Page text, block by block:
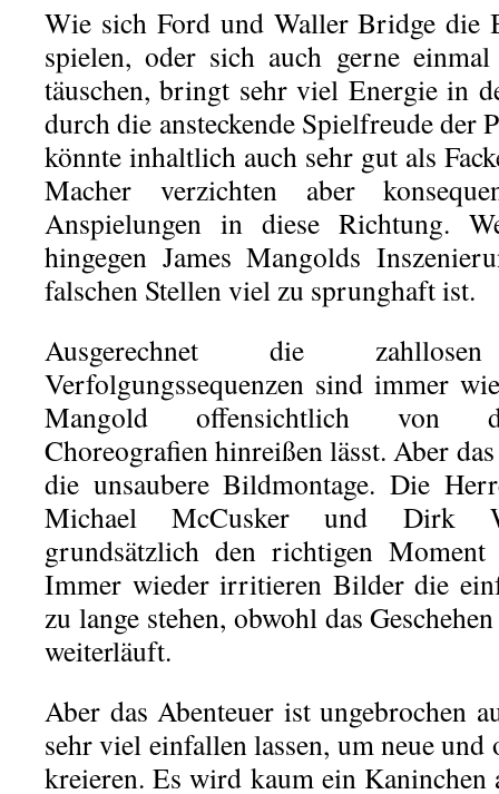
Wie sich Ford und Waller Bridge die
spielen, oder sich auch gerne
täuschen, bringt sehr viel Energie in
durch die ansteckende Spielfreude der
könnte inhaltlich auch sehr gut als
Macher verzichten aber
Anspielungen in diese Richtung.
hingegen James Mangolds
falschen Stellen viel zu sprunghaft ist.
Ausgerechnet die
Verfolgungssequenzen sind immer
Mangold offensichtlich von
Choreografien hinreißen lässt. Aber
die unsaubere Bildmontage. Die
Michael McCusker und Dirk
grundsätzlich den richtigen
Immer wieder irritieren Bilder die
zu lange stehen, obwohl das
weiterläuft.
Aber das Abenteuer ist ungebrochen
sehr viel einfallen lassen, um neue und
kreieren. Es wird kaum ein Kaninchen